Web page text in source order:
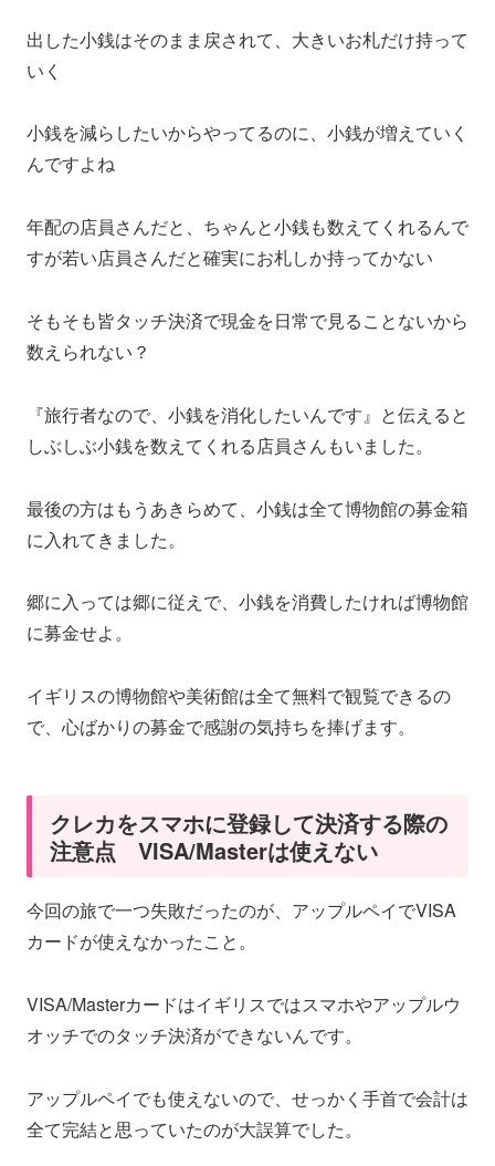
出した小銭はそのまま戻されて、大きいお札だけ持って
いく
小銭を減らしたいからやってるのに、小銭が増えていく
んですよね
年配の店員さんだと、ちゃんと小銭も数えてくれるんで
すが若い店員さんだと確実にお札しか持ってかない
そもそも皆タッチ決済で現金を日常で見ることないから
数えられない？
『旅行者なので、小銭を消化したいんです』と伝えると
しぶしぶ小銭を数えてくれる店員さんもいました。
最後の方はもうあきらめて、小銭は全て博物館の募金箱
に入れてきました。
郷に入っては郷に従えで、小銭を消費したければ博物館
に募金せよ。
イギリスの博物館や美術館は全て無料で観覧できるの
で、心ばかりの募金で感謝の気持ちを捧げます。
クレカをスマホに登録して決済する際の
注意点 VISA/Masterは使えない
今回の旅で一つ失敗だったのが、アップルペイでVISA
カードが使えなかったこと。
VISA/Masterカードはイギリスではスマホやアップルウ
オッチでのタッチ決済ができないんです。
アップルペイでも使えないので、せっかく手首で会計は
全て完結と思っていたのが大誤算でした。